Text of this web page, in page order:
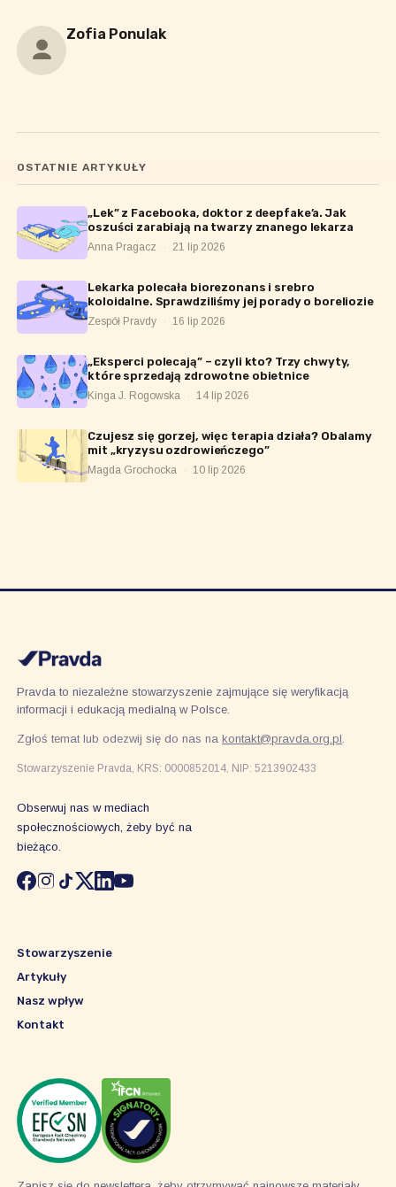
Zofia Ponulak
OSTATNIE ARTYKUŁY
„Lek” z Facebooka, doktor z deepfake’a. Jak
oszuści zarabiają na twarzy znanego lekarza
Anna Pragacz · 21 lip 2026
Lekarka polecała biorezonans i srebro
koloidalne. Sprawdziliśmy jej porady o boreliozie
Zespół Pravdy · 16 lip 2026
„Eksperci polecają” – czyli kto? Trzy chwyty,
które sprzedają zdrowotne obietnice
Kinga J. Rogowska · 14 lip 2026
Czujesz się gorzej, więc terapia działa? Obalamy
mit „kryzysu ozdrowieńczego”
Magda Grochocka · 10 lip 2026
Pravda to niezależne stowarzyszenie zajmujące się weryfikacją
informacji i edukacją medialną w Polsce.
Zgłoś temat lub odezwij się do nas nakontakt@pravda.org.pl.
Stowarzyszenie Pravda, KRS: 0000852014, NIP: 5213902433
Obserwuj nas w mediach
społecznościowych, żeby być na
bieżąco.
Stowarzyszenie
Artykuły
Nasz wpływ
Kontakt